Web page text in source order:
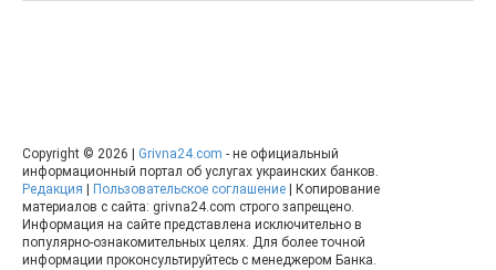
Copyright © 2026 | Grivna24.com - не официальный
информационный портал об услугах украинских банков.
Редакция
Пользовательское соглашение
| Копирование
материалов с сайта: grivna24.com строго запрещено.
Информация на сайте представлена исключительно в
популярно-ознакомительных целях. Для более точной
информации проконсультируйтесь с менеджером Банка.